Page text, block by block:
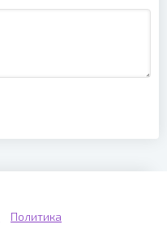
Политика